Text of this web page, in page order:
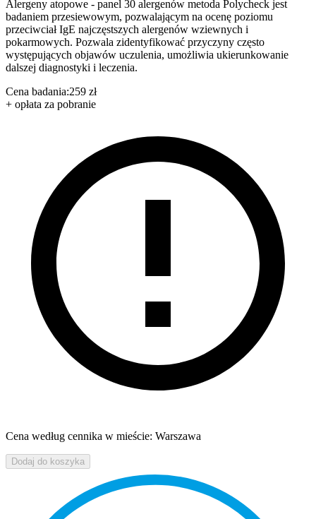
Alergeny atopowe - panel 30 alergenów metoda Polycheck jest
badaniem przesiewowym, pozwalającym na ocenę poziomu
przeciwciał IgE najczęstszych alergenów wziewnych i
pokarmowych. Pozwala zidentyfikować przyczyny często
występujących objawów uczulenia, umożliwia ukierunkowanie
dalszej diagnostyki i leczenia.
Cena badania:259 zł
+ opłata za pobranie
Cena według cennika w mieście: Warszawa
Dodaj do koszyka